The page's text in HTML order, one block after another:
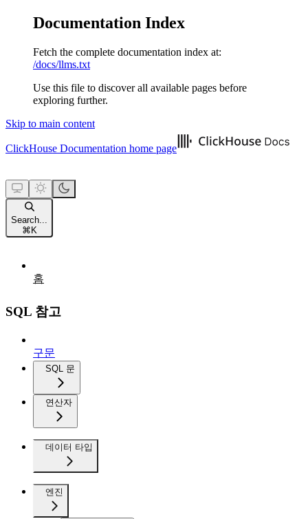
Documentation Index
Fetch the complete documentation index at:
/docs/llms.txt
Use this file to discover all available pages before
exploring further.
Skip to main content
ClickHouse Documentation home page
Search...
⌘ K
홈
SQL 참고
구문
SQL 문
연산자
데이터 타입
엔진